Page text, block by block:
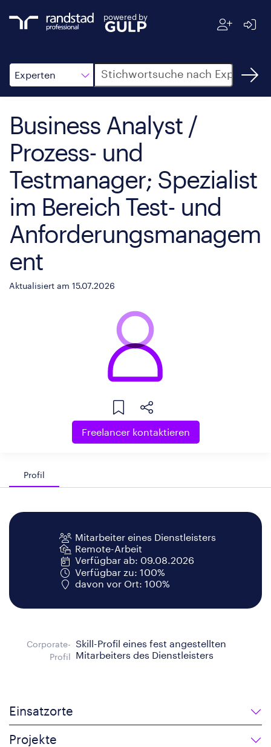
powered by
Experten
Suche
Business Analyst /
Prozess- und
Testmanager; Spezialist
im Bereich Test- und
Anforderungsmanagem
ent
Aktualisiert am 15.07.2026
Freelancer kontaktieren
Profil
Mitarbeiter eines Dienstleisters
Remote-Arbeit
Verfügbar ab: 09.08.2026
Verfügbar zu: 100%
davon vor Ort: 100%
Corporate-
Profil
Skill-Profil eines fest angestellten
Mitarbeiters des Dienstleisters
Einsatzorte
Projekte